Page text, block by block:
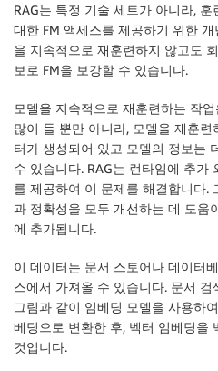
RAG는 특정 기술 세트가 아니라,
대한 FM 액세스를 제공하기 위한
을 지속적으로 재훈련하지 않고도
보로 FM을 보강할 수 있습니다.
모델을 지속적으로 재훈련하는 작
많이 들 뿐만 아니라, 모델을 재훈
터가 생성되어 있고 모델의 정보는
수 있습니다. RAG는 런타임에 추가
를 제공하여 이 문제를 해결합니다.
과 정확성을 모두 개선하는 데 도움
에 추가됩니다.
이 데이터는 문서 스토어나 데이터
스에서 가져올 수 있습니다. 문서
그림과 같이 임베딩 모델을 사용하
베딩으로 변환한 후, 벡터 임베딩을
것입니다.